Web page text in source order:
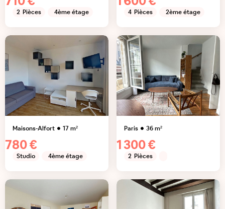
2 Pièces 4ème étage 4 Pièces 2ème étage
Maisons-Alfort 17m²
780 €
Studio 4ème étage
Paris 36m²
1 300 €
2 Pièces